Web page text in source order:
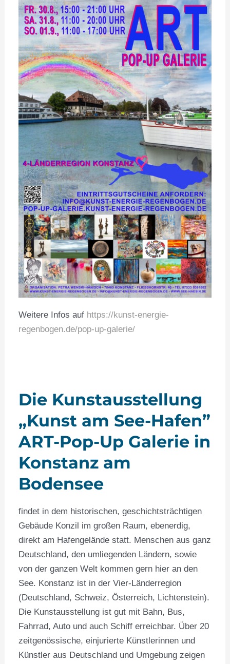
Weitere Infos auf https://kunst-energie-
regenbogen.de/pop-up-galerie/
Die Kunstausstellung
„Kunst am See-Hafen”
ART-Pop-Up Galerie in
Konstanz am
Bodensee
findet in dem historischen, geschichtsträchtigen
Gebäude Konzil im großen Raum, ebenerdig,
direkt am Hafengelände statt. Menschen aus ganz
Deutschland, den umliegenden Ländern, sowie
von der ganzen Welt kommen gern hier an den
See. Konstanz ist in der Vier-Länderregion
(Deutschland, Schweiz, Österreich, Lichtenstein).
Die Kunstausstellung ist gut mit Bahn, Bus,
Fahrrad, Auto und auch Schiff erreichbar. Über 20
zeitgenössische, einjurierte Künstlerinnen und
Künstler aus Deutschland und Umgebung zeigen